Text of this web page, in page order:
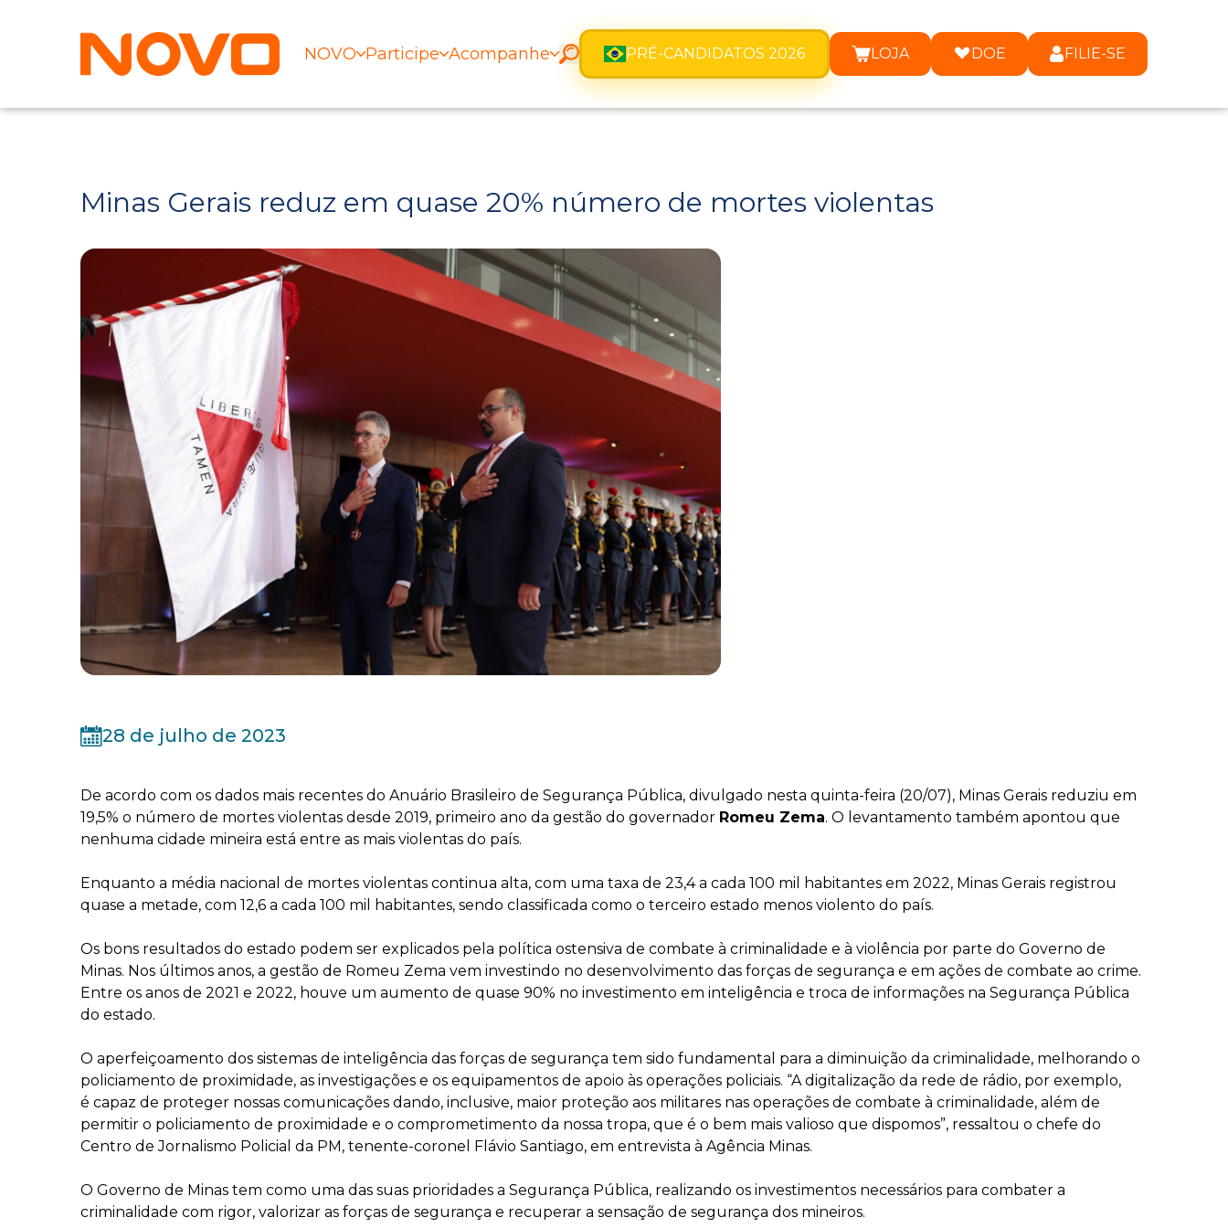
NOVO Participe Acompanhe PRÉ-CANDIDATOS 2026 LOJA DOE FILIE-SE
Minas Gerais reduz em quase 20% número de mortes violentas
28 de julho de 2023
De acordo com os dados mais recentes do Anuário Brasileiro de Segurança Pública, divulgado nesta quinta-feira (20/07), Minas Gerais reduziu em
19,5% o número de mortes violentas desde 2019, primeiro ano da gestão do governador Romeu Zema. O levantamento também apontou que
nenhuma cidade mineira está entre as mais violentas do país.
Enquanto a média nacional de mortes violentas continua alta, com uma taxa de 23,4 a cada 100 mil habitantes em 2022, Minas Gerais registrou
quase a metade, com 12,6 a cada 100 mil habitantes, sendo classificada como o terceiro estado menos violento do país.
Os bons resultados do estado podem ser explicados pela política ostensiva de combate à criminalidade e à violência por parte do Governo de
Minas. Nos últimos anos, a gestão de Romeu Zema vem investindo no desenvolvimento das forças de segurança e em ações de combate ao crime.
Entre os anos de 2021 e 2022, houve um aumento de quase 90% no investimento em inteligência e troca de informações na Segurança Pública
do estado.
O aperfeiçoamento dos sistemas de inteligência das forças de segurança tem sido fundamental para a diminuição da criminalidade, melhorando o
policiamento de proximidade, as investigações e os equipamentos de apoio às operações policiais. “A digitalização da rede de rádio, por exemplo,
é capaz de proteger nossas comunicações dando, inclusive, maior proteção aos militares nas operações de combate à criminalidade, além de
permitir o policiamento de proximidade e o comprometimento da nossa tropa, que é o bem mais valioso que dispomos”, ressaltou o chefe do
Centro de Jornalismo Policial da PM, tenente-coronel Flávio Santiago, em entrevista à Agência Minas.
O Governo de Minas tem como uma das suas prioridades a Segurança Pública, realizando os investimentos necessários para combater a
criminalidade com rigor, valorizar as forças de segurança e recuperar a sensação de segurança dos mineiros.